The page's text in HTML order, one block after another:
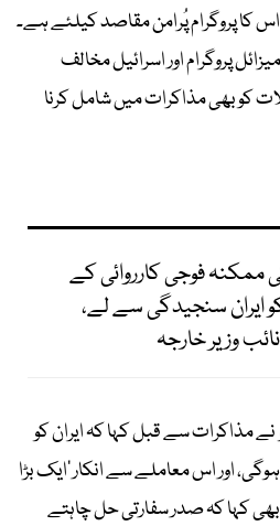
کا پروگرام پُرامن مقاصد کیلئے ہے۔
پروگرام اور اسرائیل مخالف
کو بھی مذاکرات میں شامل کرنا
ممکنہ فوجی کارروائی کے
ایران سنجیدگی سے لے،
وزیر خارجہ
نے مذاکرات سے قبل کہا کہ ایران کو
ہوگی، اور اس معاملے سے انکار ’ایک بڑا
کہا کہ صدر سفارتی حل چاہتے